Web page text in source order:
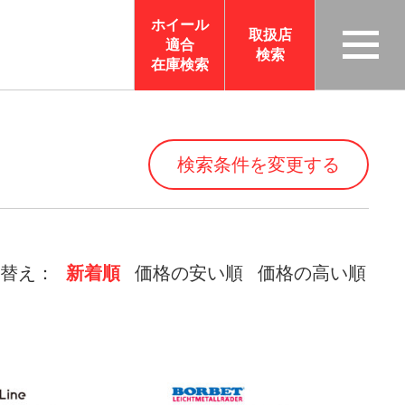
ホイール
適合
在庫検索
取扱店
検索
検索条件を変更する
え： 新着順 価格の安い順 価格の高い順
TAS
CO
OR
ATI
ニュ